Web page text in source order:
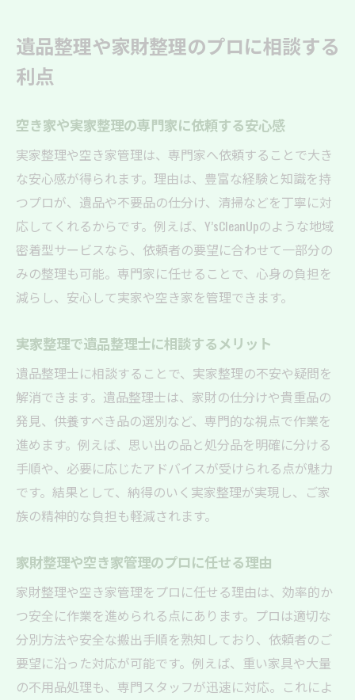
遺品整理や家財整理のプロに相談する
利点
空き家や実家整理の専門家に依頼する安心感
実家整理や空き家管理は、専門家へ依頼することで大き
な安心感が得られます。理由は、豊富な経験と知識を持
つプロが、遺品や不要品の仕分け、清掃などを丁寧に対
応してくれるからです。例えば、Y’sCleanUpのような地域
密着型サービスなら、依頼者の要望に合わせて一部分の
みの整理も可能。専門家に任せることで、心身の負担を
減らし、安心して実家や空き家を管理できます。
実家整理で遺品整理士に相談するメリット
遺品整理士に相談することで、実家整理の不安や疑問を
解消できます。遺品整理士は、家財の仕分けや貴重品の
発見、供養すべき品の選別など、専門的な視点で作業を
進めます。例えば、思い出の品と処分品を明確に分ける
手順や、必要に応じたアドバイスが受けられる点が魅力
です。結果として、納得のいく実家整理が実現し、ご家
族の精神的な負担も軽減されます。
家財整理や空き家管理のプロに任せる理由
家財整理や空き家管理をプロに任せる理由は、効率的か
つ安全に作業を進められる点にあります。プロは適切な
分別方法や安全な搬出手順を熟知しており、依頼者のご
要望に沿った対応が可能です。例えば、重い家具や大量
の不用品処理も、専門スタッフが迅速に対応。これによ